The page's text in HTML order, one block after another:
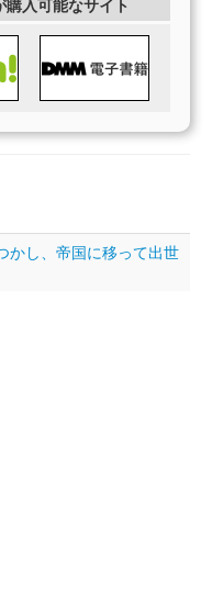
かし、帝国に移って出世